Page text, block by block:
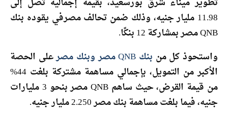
11.98 مليار جنيه، وذلك ضمن تحالف مصرفي يقوده بنك
QNB مصر بمشاركة 12 بنكًا.
واستحوذ كل من بنك QNB مصر وبنك مصر
على الحصة
الأكبر من التمويل، بإجمالي مساهمة مشتركة بلغت 44%
من قيمة القرض، حيث ساهم QNB مصر بنحو 3 مليارات
جنيه، فيما بلغت مساهمة بنك مصر 2.250 مليار جنيه.